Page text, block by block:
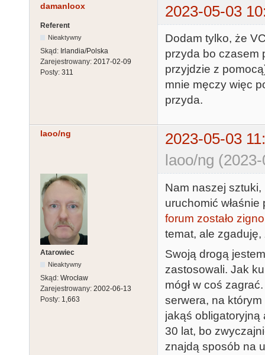
damanloox 2023-05-03
Referent
Nieaktywny
Skąd: Irlandia/Polska
Zarejestrowany: 2017-02-09
Posty: 311
Dodam tylko, że
przyda bo czasem
przyjdzie z
mnie męczy więc
przyda.
laoo/ng
2023-05-03
laoo/ng
Atarowiec
Nieaktywny
Skąd: Wrocław
Zarejestrowany: 2002-06-13
Posty: 1,663
Nam naszej sztuki,
uruchomić
forum zostało
temat, ale zgaduję,
Swoją drogą
zastosowali. Jak
mógł w coś
serwera, na
jakąś obligatoryjną
30 lat, bo
znajdą sposób na